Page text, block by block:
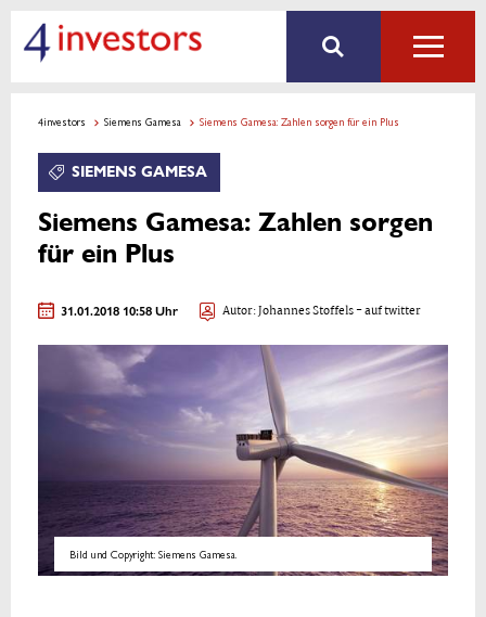
4investors Siemens Gamesa Siemens Gamesa: Zahlen sorgen für ein Plus
SIEMENS GAMESA
Siemens Gamesa: Zahlen sorgen
für ein Plus
31.01.2018 10:58 Uhr Autor:Johannes Stoffels- auf twitter
Bild und Copyright: Siemens Gamesa.